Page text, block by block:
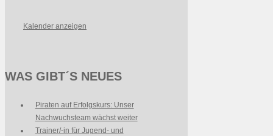
Kalender anzeigen
WAS GIBT´S NEUES
Piraten auf Erfolgskurs: Unser
Nachwuchsteam wächst weiter
Trainer/-in für Jugend- und